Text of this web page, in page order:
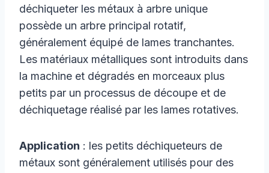
déchiqueter les métaux à arbre unique
possède un arbre principal rotatif,
généralement équipé de lames tranchantes.
Les matériaux métalliques sont introduits dans
la machine et dégradés en morceaux plus
petits par un processus de découpe et de
déchiquetage réalisé par les lames rotatives.
Application : les petits déchiqueteurs de
métaux sont généralement utilisés pour des